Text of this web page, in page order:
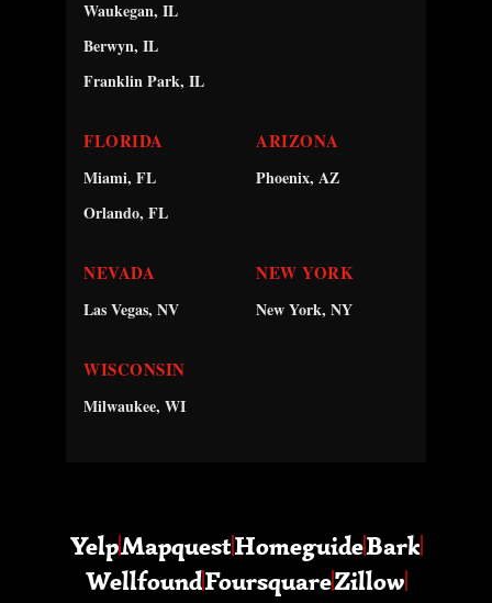
Waukegan, IL
Berwyn, IL
Franklin Park, IL
FLORIDA
Miami, FL
Orlando, FL
ARIZONA
Phoenix, AZ
NEVADA
Las Vegas, NV
NEW YORK
New York, NY
WISCONSIN
Milwaukee, WI
YelpMapquestHomeguideBark
WellfoundFoursquareZillow